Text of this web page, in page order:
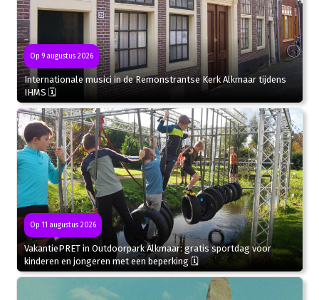
Op 9 augustus 2026
Internationale musici in de Remonstrantse Kerk Alkmaar tijdens
IHMS 🗓
Op 11 augustus 2026
VakantiePRET in Outdoorpark Alkmaar: gratis sportdag voor
kinderen en jongeren met een beperking 🗓